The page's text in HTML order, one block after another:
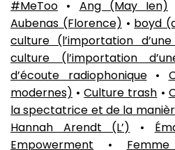
#MeToo • Ang (May Ien)
Aubenas (Florence) • boyd
culture (l’importation
culture (l’importation
d’écoute radiophonique•
modernes) •Culture trash •
la spectatrice et de la
Hannah Arendt (L’) •
Empowerment •